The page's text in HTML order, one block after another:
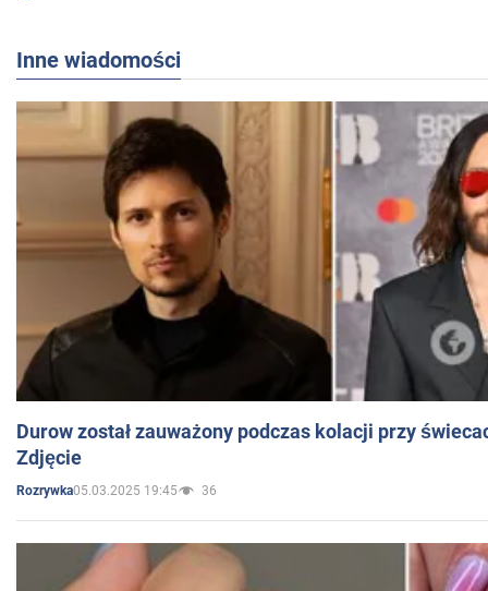
Inne wiadomości
Durow został zauważony podczas kolacji przy
Zdjęcie
Rozrywka05.03.2025 19:45 36